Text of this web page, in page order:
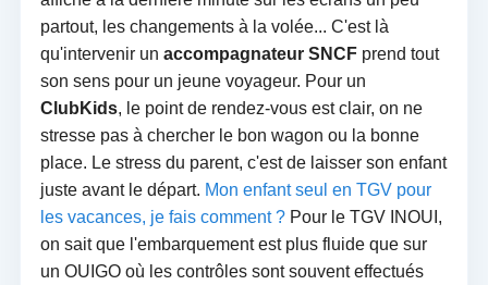
partout, les changements à la volée... C'est là
qu'intervenir un accompagnateur SNCFprend tout
son sens pour un jeune voyageur. Pour un
ClubKids, le point de rendez-vous est clair, on ne
stresse pas à chercher le bon wagon ou la bonne
place. Le stress du parent, c'est de laisser son enfant
juste avant le départ. Mon enfant seul en TGV pour
les vacances, je fais comment ?Pour le TGV INOUI,
on sait que l'embarquement est plus fluide que sur
un OUIGO où les contrôles sont souvent effectués